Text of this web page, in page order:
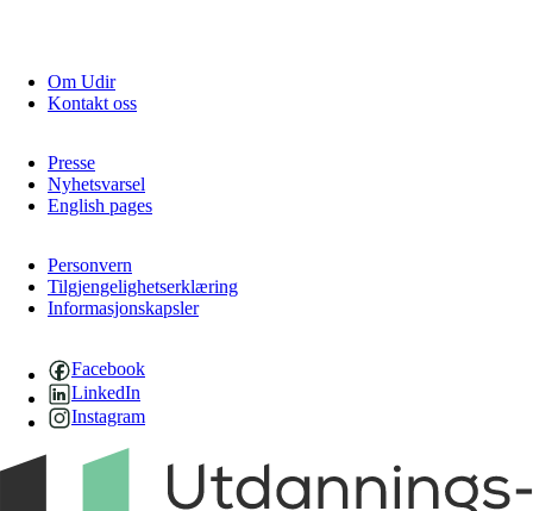
Om Udir
Kontakt oss
Presse
Nyhetsvarsel
English pages
Personvern
Tilgjengelighetserklæring
Informasjonskapsler
Facebook
LinkedIn
Instagram